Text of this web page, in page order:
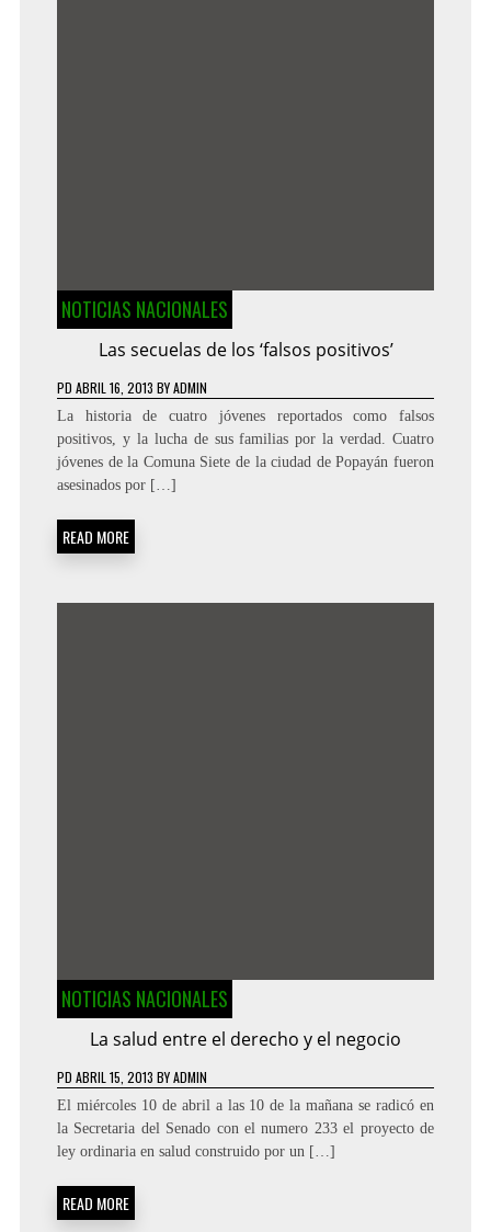
NOTICIAS NACIONALES
Las secuelas de los ‘falsos positivos’
PD ABRIL 16, 2013 BYADMIN
La historia de cuatro jóvenes reportados como falsos
positivos, y la lucha de sus familias por la verdad. Cuatro
jóvenes de la Comuna Siete de la ciudad de Popayán fueron
asesinados por […]
READ MORE
NOTICIAS NACIONALES
La salud entre el derecho y el negocio
PD ABRIL 15, 2013 BYADMIN
El miércoles 10 de abril a las 10 de la mañana se radicó en
la Secretaria del Senado con el numero 233 el proyecto de
ley ordinaria en salud construido por un […]
READ MORE